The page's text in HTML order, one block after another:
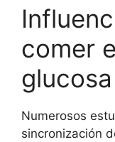
comer
glucosa
Numerosos
sincronización